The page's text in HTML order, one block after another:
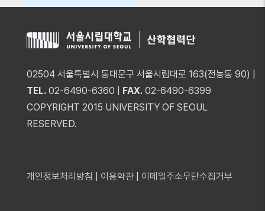
02504 서울특별시 동대문구 서울시립대로 163(전농동 90) |
TEL. 02-6490-6360 | FAX. 02-6490-6399
COPYRIGHT 2015 UNIVERSITY OF SEOUL
RESERVED.
개인정보처리방침 이용약관 이메일주소무단수집거부